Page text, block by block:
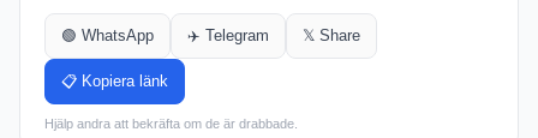
🟢 WhatsApp ✈️ Telegram 𝕏 Share
📋 Kopiera länk
Hjälp andra att bekräfta om de är drabbade.